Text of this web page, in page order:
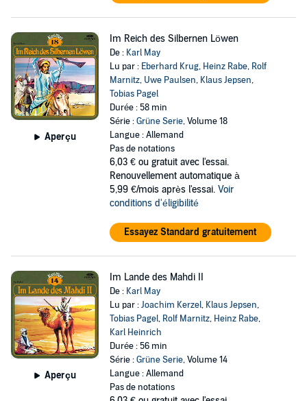
Aperçu
Im Reich des Silbernen Löwen
De : Karl May
Lu par : Eberhard Krug, Heinz Rabe, Rolf
Marnitz, Uwe Paulsen, Klaus Jepsen,
Tobias Pagel
Durée : 58 min
Série :Grüne Serie, Volume 18
Langue : Allemand
Pas de notations
6,03 € ou gratuit avec l'essai.
Renouvellement automatique à
5,99 €/mois après l'essai. Voir
conditions d'éligibilité
Essayez Standard gratuitement
Aperçu
Im Lande des Mahdi II
De : Karl May
Lu par :Joachim Kerzel, Klaus Jepsen,
Tobias Pagel, Rolf Marnitz, Heinz Rabe,
Karl Heinrich
Durée : 56 min
Série :Grüne Serie, Volume 14
Langue : Allemand
Pas de notations